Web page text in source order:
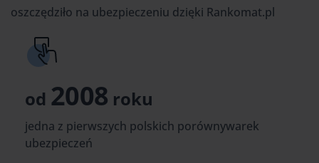
oszczędziło na ubezpieczeniu dzięki Rankomat.pl
od 2008 roku
jedna z pierwszych polskich porównywarek
ubezpieczeń